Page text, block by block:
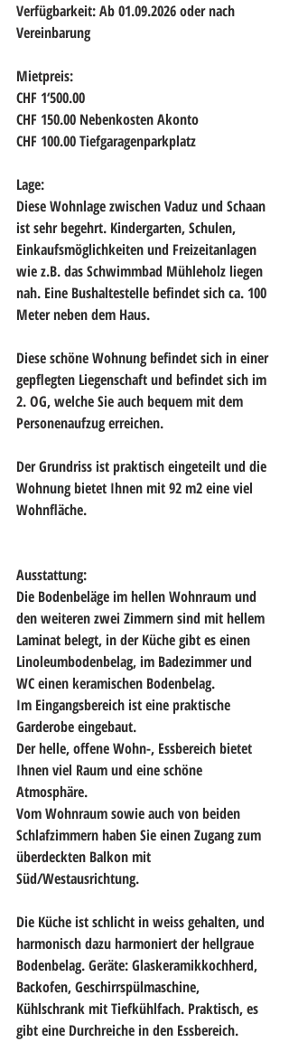
Verfügbarkeit: Ab 01.09.2026 oder nach
Vereinbarung
Mietpreis:
CHF 1‘500.00
CHF 150.00 Nebenkosten Akonto
CHF 100.00 Tiefgaragenparkplatz
Lage:
Diese Wohnlage zwischen Vaduz und Schaan
ist sehr begehrt. Kindergarten, Schulen,
Einkaufsmöglichkeiten und Freizeitanlagen
wie z.B. das Schwimmbad Mühleholz liegen
nah. Eine Bushaltestelle befindet sich ca. 100
Meter neben dem Haus.
Diese schöne Wohnung befindet sich in einer
gepflegten Liegenschaft und befindet sich im
2. OG, welche Sie auch bequem mit dem
Personenaufzug erreichen.
Der Grundriss ist praktisch eingeteilt und die
Wohnung bietet Ihnen mit 92 m2 eine viel
Wohnfläche.
Ausstattung:
Die Bodenbeläge im hellen Wohnraum und
den weiteren zwei Zimmern sind mit hellem
Laminat belegt, in der Küche gibt es einen
Linoleumbodenbelag, im Badezimmer und
WC einen keramischen Bodenbelag.
Im Eingangsbereich ist eine praktische
Garderobe eingebaut.
Der helle, offene Wohn-, Essbereich bietet
Ihnen viel Raum und eine schöne
Atmosphäre.
Vom Wohnraum sowie auch von beiden
Schlafzimmern haben Sie einen Zugang zum
überdeckten Balkon mit
Süd/Westausrichtung.
Die Küche ist schlicht in weiss gehalten, und
harmonisch dazu harmoniert der hellgraue
Bodenbelag. Geräte: Glaskeramikkochherd,
Backofen, Geschirrspülmaschine,
Kühlschrank mit Tiefkühlfach. Praktisch, es
gibt eine Durchreiche in den Essbereich.